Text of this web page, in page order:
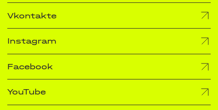
Vkontakte
Instagram
Facebook
YouTube